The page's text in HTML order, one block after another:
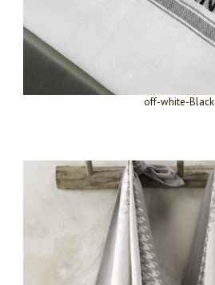
off-white-Black